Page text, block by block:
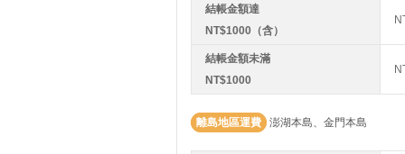
結帳金額達
NT$1000（含）
結帳金額未滿
NT$1000
離島地區運費 澎湖本島、金門本島